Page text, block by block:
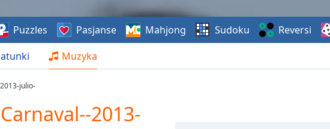
Muzyka
Puzzles Pasjanse Mahjong Sudoku Reversi
julio-
2013-